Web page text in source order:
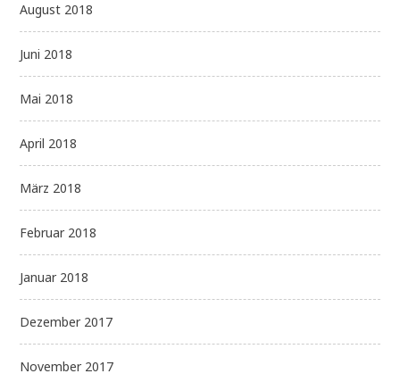
August 2018
Juni 2018
Mai 2018
April 2018
März 2018
Februar 2018
Januar 2018
Dezember 2017
November 2017